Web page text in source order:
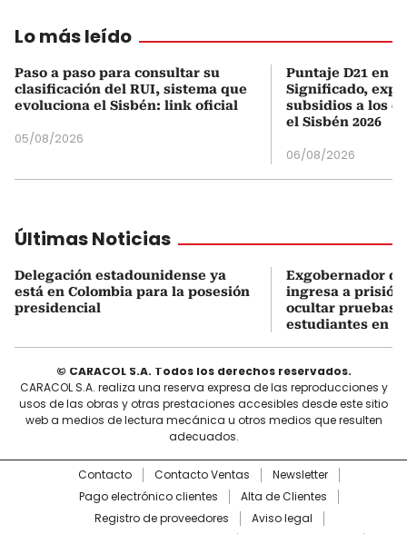
Lo más leído
Paso a paso para consultar su
clasificación del RUI, sistema que
evoluciona el Sisbén: link oficial
05/08/2026
Puntaje D21 en
Significado,
subsidios a los
el Sisbén 2026
06/08/2026
Últimas Noticias
Delegación estadounidense ya
está en Colombia para la posesión
presidencial
Exgobernador
ingresa a prisión
ocultar pruebas
estudiantes en
© CARACOL S.A. Todos los derechos reservados.
CARACOL S.A. realiza una reserva expresa de las reproducciones y
usos de las obras y otras prestaciones accesibles desde este sitio
web a medios de lectura mecánica u otros medios que resulten
adecuados.
Contacto Contacto Ventas
Newsletter
Pago electrónico clientes
Alta de Clientes
Registro de proveedores
Aviso legal